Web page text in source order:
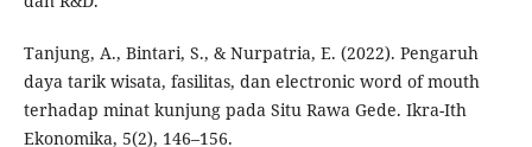
Tanjung, A., Bintari, S., & Nurpatria, E. (2022). Pengaruh
daya tarik wisata, fasilitas, dan electronic word of mouth
terhadap minat kunjung pada Situ Rawa Gede. Ikra-Ith
Ekonomika, 5(2), 146–156.